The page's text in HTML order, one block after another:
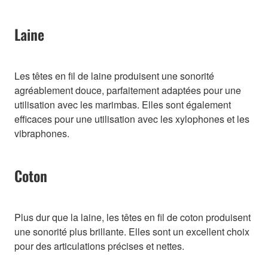
Laine
Les têtes en fil de laine produisent une sonorité
agréablement douce, parfaitement adaptées pour une
utilisation avec les marimbas. Elles sont également
efficaces pour une utilisation avec les xylophones et les
vibraphones.
Coton
Plus dur que la laine, les têtes en fil de coton produisent
une sonorité plus brillante. Elles sont un excellent choix
pour des articulations précises et nettes.